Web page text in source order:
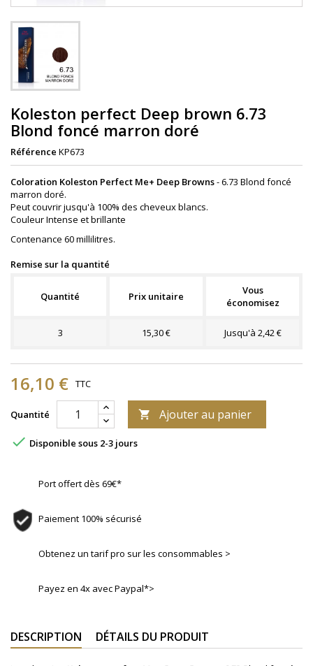
Koleston perfect Deep brown 6.73
Blond foncé marron doré
Référence KP673
Coloration Koleston Perfect Me+ Deep Browns- 6.73 Blond foncé
marron doré.
Peut couvrir jusqu'à 100% des cheveux blancs.
Couleur Intense et brillante
Contenance 60 millilitres.
Remise sur la quantité
Quantité Prix unitaire
Vous
économisez
3 15,30 € Jusqu'à 2,42 €
16,10 € TTC
Quantité  Ajouter au panier
 Disponible sous 2-3 jours
Port offert dès 69€*
Paiement 100% sécurisé
Obtenez un tarif pro sur les consommables >
Payez en 4x avec Paypal*>
DESCRIPTION DÉTAILS DU PRODUIT